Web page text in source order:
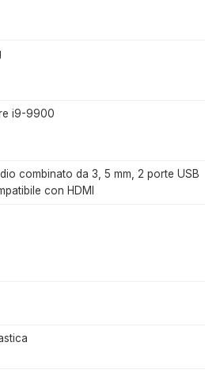
i9-9900
combinato da 3, 5 mm, 2 porte USB
con HDMI